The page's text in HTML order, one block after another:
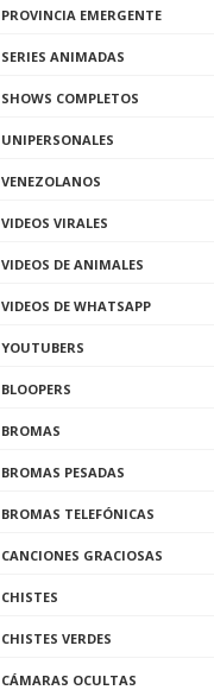
PROVINCIA EMERGENTE
SERIES ANIMADAS
SHOWS COMPLETOS
UNIPERSONALES
VENEZOLANOS
VIDEOS VIRALES
VIDEOS DE ANIMALES
VIDEOS DE WHATSAPP
YOUTUBERS
BLOOPERS
BROMAS
BROMAS PESADAS
BROMAS TELEFÓNICAS
CANCIONES GRACIOSAS
CHISTES
CHISTES VERDES
CÁMARAS OCULTAS